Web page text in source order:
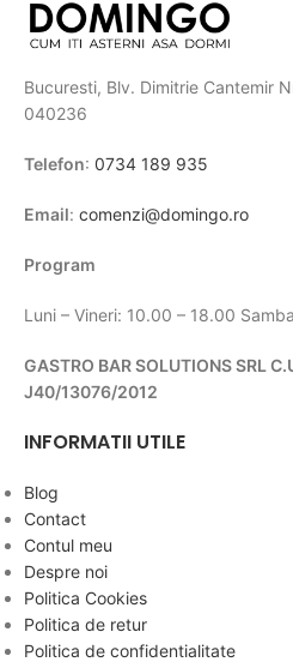
Bucuresti, Blv. Dimitrie Cantemir
040236
Telefon: 0734 189 935
Email: comenzi@domingo.ro
Program
Luni – Vineri: 10.00 – 18.00
GASTRO BAR SOLUTIONS SRL
J40/13076/2012
INFORMATII UTILE
Blog
Contact
Contul meu
Despre noi
Politica Cookies
Politica de retur
Politica de confidentialitate